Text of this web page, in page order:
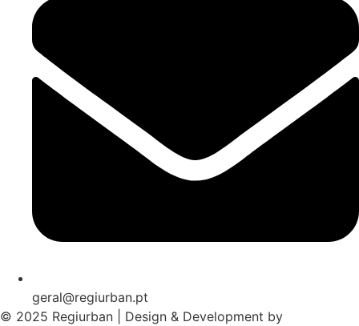
geral@regiurban.pt
© 2025 Regiurban | Design & Development by